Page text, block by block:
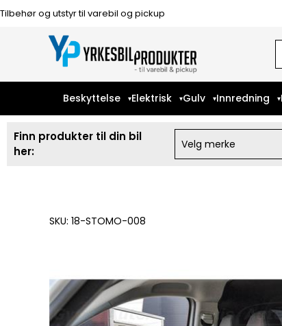
Tilbehør og utstyr til varebil og pickup
Beskyttelse Elektrisk Gulv Innredning
Finn produkter til din bil
her:
SKU: 18-STOMO-008